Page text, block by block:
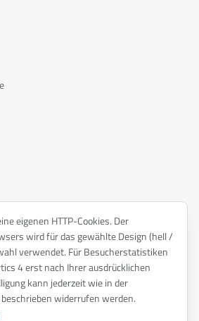
eigenen HTTP-Cookies. Der
wird für das gewählte Design (hell /
verwendet. Für Besucherstatistiken
4 erst nach Ihrer ausdrücklichen
kann jederzeit wie in der
widerrufen werden.